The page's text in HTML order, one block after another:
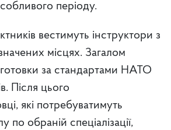
періоду.
вестимуть інструктори з
місцях. Загалом
за стандартами НАТО
Після цього
які потребуватимуть
обраній спеціалізації,